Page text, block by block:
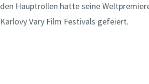
den Hauptrollen hatte seine
Karlovy Vary Film Festivals gefeiert.